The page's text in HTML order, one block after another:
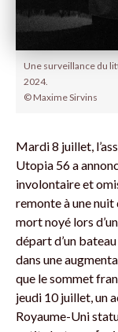
Une surveillance du
2024.
© Maxime Sirvins
Mardi 8 juillet,
Utopia 56 a
involontaire et
remonte à une nuit
mort noyé lors
départ d’un
dans une
que le sommet
jeudi 10 juillet, un
Royaume-Uni